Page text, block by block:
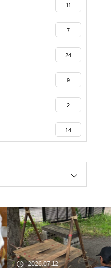
11
7
24
9
2
14
2026.07.12